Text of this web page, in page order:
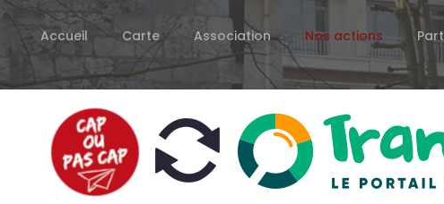
Accueil Carte Association Nos actions
NOS